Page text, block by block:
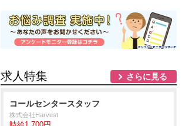
求人特集 さらに見る
コールセンタースタッフ
株式会社Harvest